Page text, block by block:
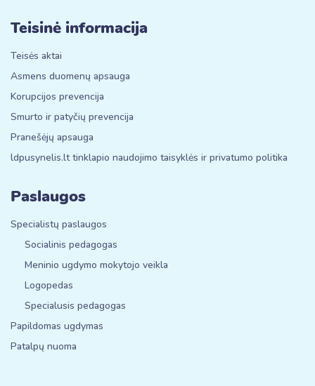
Teisinė informacija
Teisės aktai
Asmens duomenų apsauga
Korupcijos prevencija
Smurto ir patyčių prevencija
Pranešėjų apsauga
ldpusynelis.lt tinklapio naudojimo taisyklės ir privatumo politika
Paslaugos
Specialistų paslaugos
Socialinis pedagogas
Meninio ugdymo mokytojo veikla
Logopedas
Specialusis pedagogas
Papildomas ugdymas
Patalpų nuoma